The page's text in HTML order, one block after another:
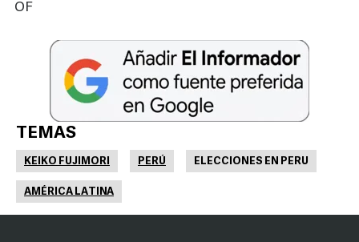
OF
TEMAS
KEIKO FUJIMORI PERÚ ELECCIONES EN PERU
AMÉRICA LATINA